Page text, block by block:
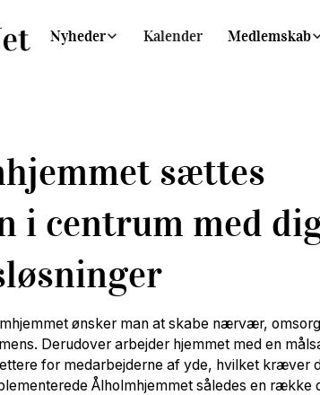
Nyheder Kalender Medlemskab
sættes
i centrum med
ønsker man at skabe nærvær,
Derudover arbejder hjemmet med en
for medarbejderne af yde, hvilket kræver
Ålholmhjemmet således en række